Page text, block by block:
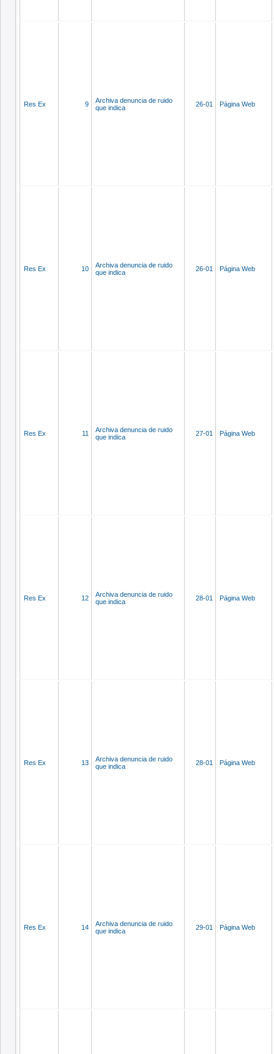
Res Ex 9
Archiva denuncia de ruido
que indica
26-01 Página Web
Res Ex 10
Archiva denuncia de ruido
que indica
26-01 Página Web
Res Ex 11
Archiva denuncia de ruido
que indica
27-01 Página Web
Res Ex 12
Archiva denuncia de ruido
que indica
28-01 Página Web
Res Ex 13
Archiva denuncia de ruido
que indica
28-01 Página Web
Res Ex 14
Archiva denuncia de ruido
que indica
29-01 Página Web